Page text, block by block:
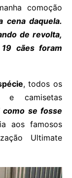
comoção
cena daquela.
de revolta,
19 cães foram
, todos os
e camisetas
como se fosse
aos famosos
Ultimate